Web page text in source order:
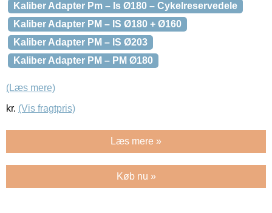
Kaliber Adapter Pm – Is Ø180 – Cykelreservedele
Kaliber Adapter PM – IS Ø180 + Ø160
Kaliber Adapter PM – IS Ø203
Kaliber Adapter PM – PM Ø180
(Læs mere)
kr. (Vis fragtpris)
Læs mere »
Køb nu »